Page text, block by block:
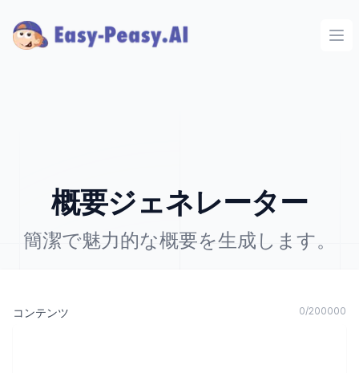
概要ジェネレーター
簡潔で魅力的な概要を生成します。
コンテンツ 0/200000